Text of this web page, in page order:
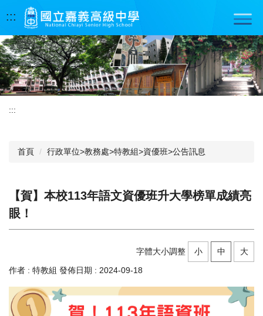
到
要
內
容
區
:::
:::
首頁 行政單位>教務處>特教組>資優班>公告訊息
【賀】本校113年語文資優班升大學榜單成績亮
眼！
字體大小調整 小 中
大
作者 : 特教組 發佈日期 : 2024-09-18